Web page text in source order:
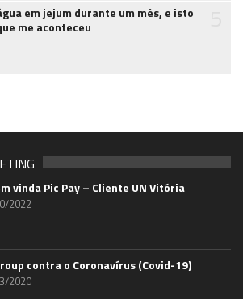
em jejum durante um mês, e isto
me aconteceu
vinda Pic Pay – Cliente UN Vitória
2022
contra o Coronavírus (Covid-19)
2020